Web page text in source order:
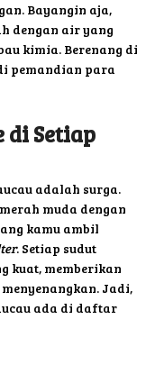
Bayangin aja,
dengan air yang
kimia. Berenang di
pemandian para
di Setiap
adalah surga.
muda dengan
kamu ambil
. Setiap sudut
kuat, memberikan
Jadi,
ada di daftar